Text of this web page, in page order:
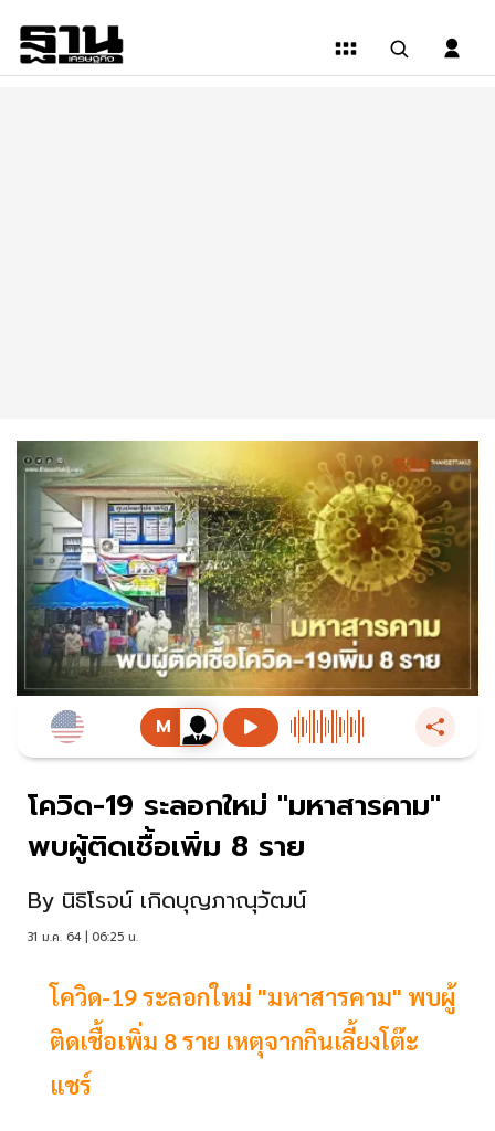
โควิด-19 ระลอกใหม่ "มหาสารคาม"
พบผู้ติดเชื้อเพิ่ม 8 ราย
By นิธิโรจน์ เกิดบุญภาณุวัฒน์
31 ม.ค. 64 | 06:25 น.
โควิด-19 ระลอกใหม่ "มหาสารคาม" พบผู้
ติดเชื้อเพิ่ม 8 ราย เหตุจากกินเลี้ยงโต๊ะ
แชร์